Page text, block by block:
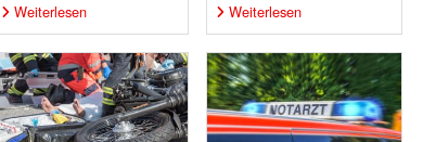
Weiterlesen Weiterlesen